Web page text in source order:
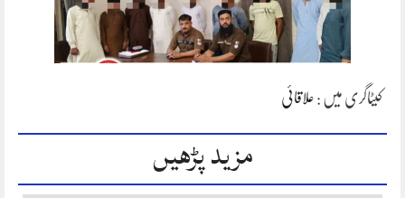
کیٹاگری میں : علاقائی
مزید پڑھیں